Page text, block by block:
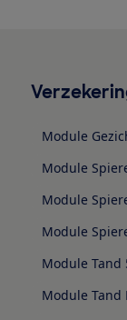
Module
Module
Module
Module
Module Tand
Module Tand